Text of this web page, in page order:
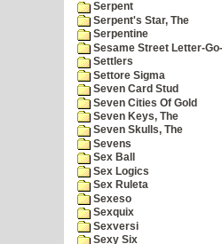
Serpent
Serpent's Star, The
Serpentine
Sesame Street Letter-
Settlers
Settore Sigma
Seven Card Stud
Seven Cities Of Gold
Seven Keys, The
Seven Skulls, The
Sevens
Sex Ball
Sex Logics
Sex Ruleta
Sexeso
Sexquix
Sexversi
Sexy Six